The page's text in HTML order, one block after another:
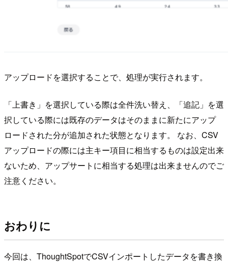
アップロードを選択することで、処理が実行されます。
「上書き」を選択している際は全件洗い替え、「追記」を選
択している際には既存のデータはそのままに新たにアップ
ロードされた分が追加された状態となります。 なお、CSV
アップロードの際には主キー項目に相当するものは設定出来
ないため、アップサートに相当する処理は出来ませんのでご
注意ください。
おわりに
今回は、ThoughtSpotでCSVインポートしたデータを書き換